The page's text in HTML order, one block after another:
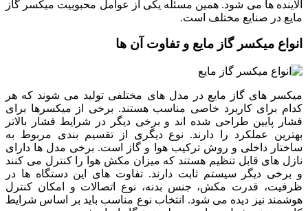
آلاینده‌ ها می‌ شود. همین مسئله یکی از عوامل محبوبیت میکسر گاز
مایع در صنایع مختلف است.
انواع میکسر گاز مایع و تفاوت آن‌ ها
میکسر های گاز مایع در مدل‌ های مختلفی تولید می‌ شوند که هر
کدام برای کاربرد خاصی مناسب هستند. برخی از میکسرها برای
فشار پایین طراحی شده‌ اند و برخی دیگر در شرایط فشار بالاتر
بهترین عملکرد را دارند. نوع دیگری از تقسیم‌ بندی مربوط به
ساختار داخلی و روش ترکیب هوا و گاز است. برخی مدل‌ ها دارای
نازل‌ های قابل تنظیم هستند که میزان مکش هوا را کنترل می‌ کنند
و برخی دیگر سیستم ثابت دارند. تفاوت‌ های این دستگاه‌ ها در
ظرفیت، قدرت مکش، جنس بدنه، نوع اتصالات و امکان کنترل
هوشمند نیز دیده می‌ شود. انتخاب نوع مناسب باید بر اساس شرایط